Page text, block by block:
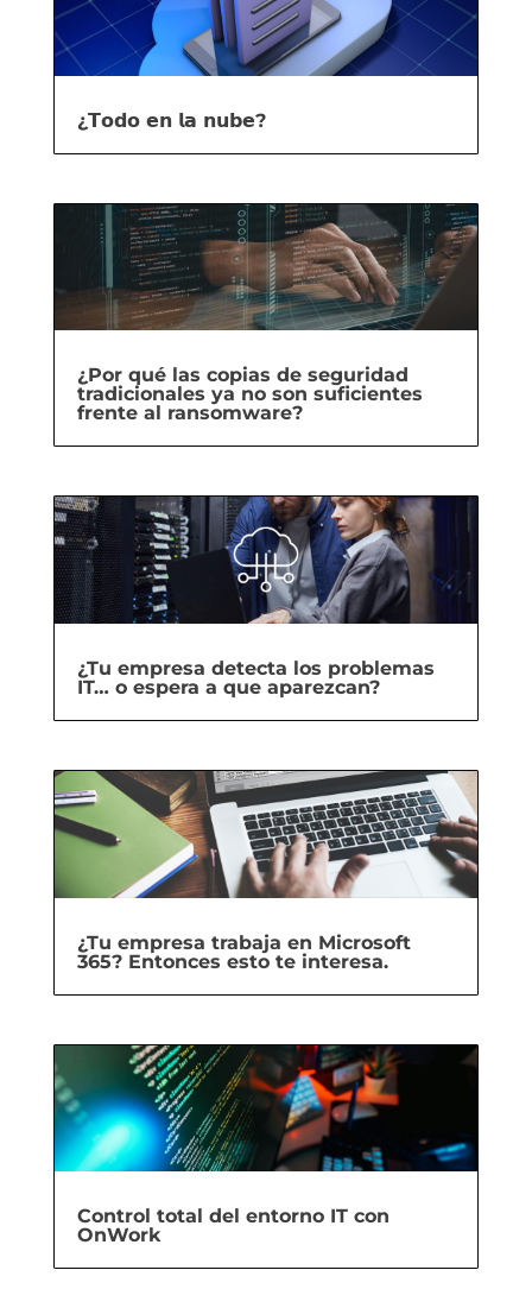
¿𝗧𝗼𝗱𝗼 𝗲𝗻 𝗹𝗮 𝗻𝘂𝗯𝗲?
¿Por qué las copias de seguridad
tradicionales ya no son suficientes
frente al ransomware?
¿Tu empresa detecta los problemas
IT… o espera a que aparezcan?
¿Tu empresa trabaja en Microsoft
365? Entonces esto te interesa.
Control total del entorno IT con
OnWork